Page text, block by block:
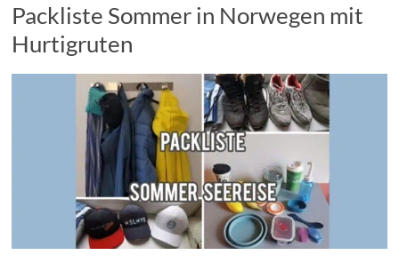
Packliste Sommer in Norwegen mit
Hurtigruten